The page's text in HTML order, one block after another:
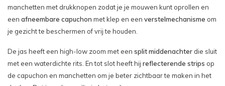
manchetten met drukknopen zodat je je mouwen kunt oprollen en
een afneembare capuchon met klep en een verstelmechanisme om
je gezicht te beschermen of vrij te houden.
De jas heeft een high-low zoom met een split middenachter die sluit
met een waterdichte rits. En tot slot heeft hij reflecterende strips op
de capuchon en manchetten om je beter zichtbaar te maken in het